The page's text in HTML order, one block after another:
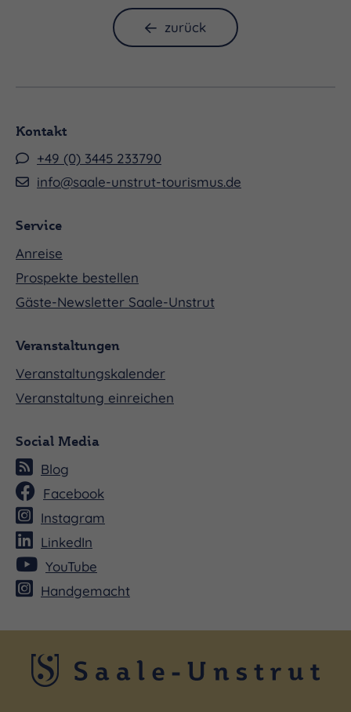
Montag 28.12.2026, 14:30 - 23:59 Uhr
zurück
Kontakt
+49 (0) 3445 233790
info@saale-unstrut-tourismus.de
Service
Anreise
Prospekte bestellen
Gäste-Newsletter Saale-Unstrut
Veranstaltungen
Veranstaltungskalender
Veranstaltung einreichen
Social Media
Blog
Facebook
Instagram
LinkedIn
YouTube
Handgemacht